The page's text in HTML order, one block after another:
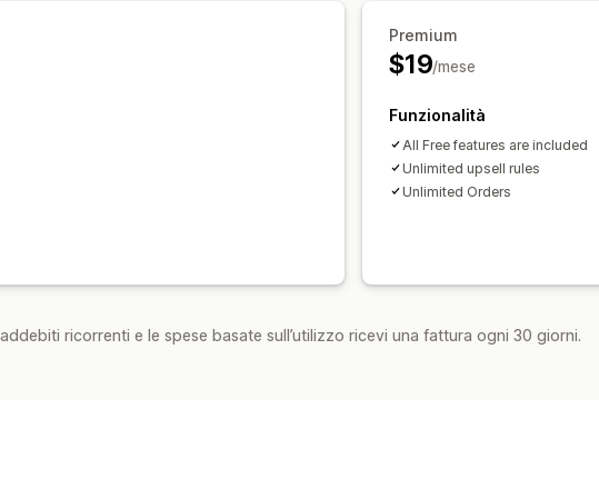
Premium
$19/mese
Funzionalità
All Free features are included
Unlimited upsell rules
Unlimited Orders
ricorrenti e le spese basate sull’utilizzo ricevi una fattura ogni 30 giorni.